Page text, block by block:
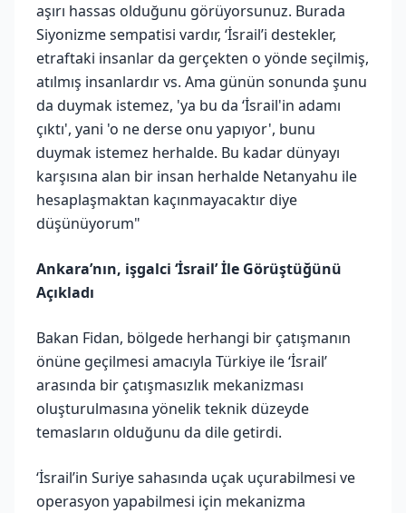
aşırı hassas olduğunu görüyorsunuz. Burada
Siyonizme sempatisi vardır, ‘İsrail’i destekler,
etraftaki insanlar da gerçekten o yönde seçilmiş,
atılmış insanlardır vs. Ama günün sonunda şunu
da duymak istemez, 'ya bu da ‘İsrail'in adamı
çıktı', yani 'o ne derse onu yapıyor', bunu
duymak istemez herhalde. Bu kadar dünyayı
karşısına alan bir insan herhalde Netanyahu ile
hesaplaşmaktan kaçınmayacaktır diye
düşünüyorum"
Ankara’nın, işgalci ‘İsrail’ İle Görüştüğünü
Açıkladı
Bakan Fidan, bölgede herhangi bir çatışmanın
önüne geçilmesi amacıyla Türkiye ile ‘İsrail’
arasında bir çatışmasızlık mekanizması
oluşturulmasına yönelik teknik düzeyde
temasların olduğunu da dile getirdi.
‘İsrail’in Suriye sahasında uçak uçurabilmesi ve
operasyon yapabilmesi için mekanizma